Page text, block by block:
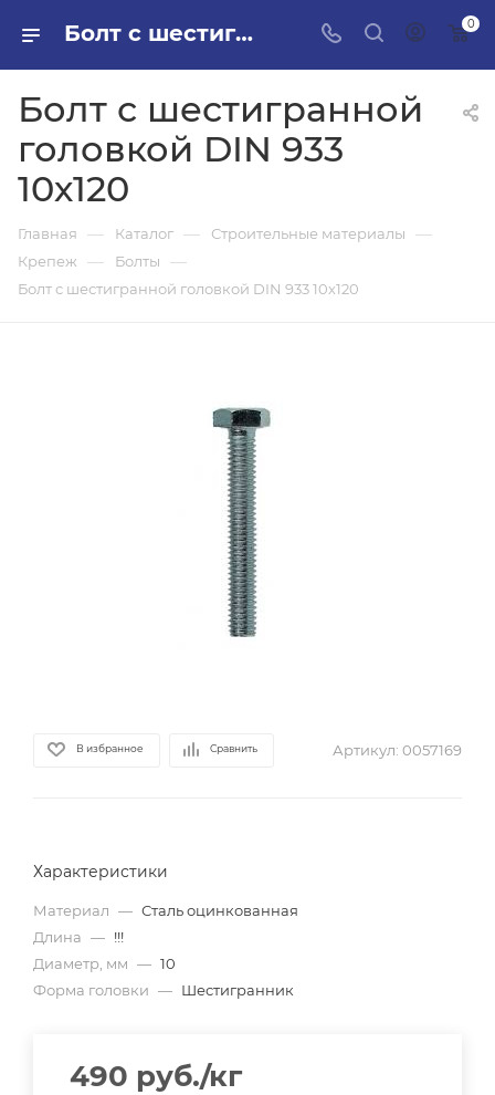
Болт с шестигранной головкой DIN 933 10х120 в ПИЛОН — купить стройматериалы в интернет-магазине ПИЛОН с доставкой оптом и в розницу 0
Болт с шестигранной
головкой DIN 933
10х120
Главная — Каталог — Строительные материалы —
Крепеж — Болты —
Болт с шестигранной головкой DIN 933 10х120
В избранное Сравнить Артикул: 0057169
Характеристики
Материал — Сталь оцинкованная
Длина — !!!
Диаметр, мм — 10
Форма головки — Шестигранник
490 руб./кг